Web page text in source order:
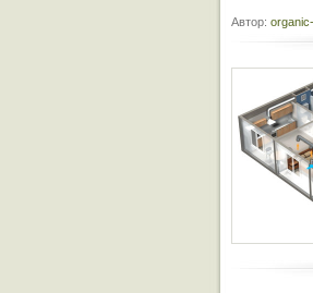
Автор: